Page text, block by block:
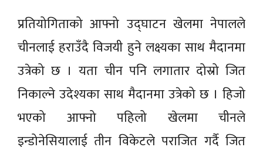
प्रतियोगिताको आफ्नो उद्घाटन खेलमा नेपालले
चीनलाई हराउँदै विजयी हुने लक्ष्यका साथ मैदानमा
उत्रेको छ । यता चीन पनि लगातार दोस्रो जित
निकाल्ने उदेश्यका साथ मैदानमा उत्रेको छ । हिजो
भएको आफ्नो पहिलो खेलमा चीनले
इन्डोनेसियालाई तीन विकेटले पराजित गर्दै जित